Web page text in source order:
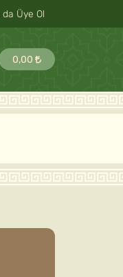
da Üye Ol
0,00